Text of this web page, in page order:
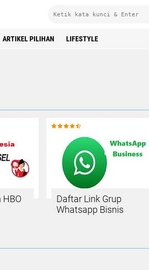
ARTIKEL PILIHAN LIFESTYLE
Daftar Link Grup
Whatsapp Bisnis